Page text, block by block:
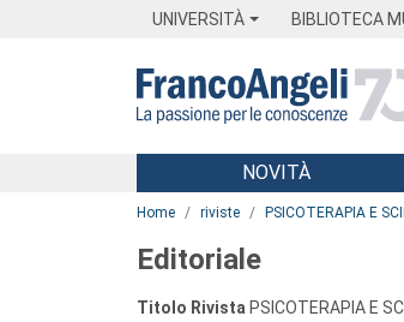
UNIVERSITÀ BIBLIOTECA
Menu
NOVITÀ
Home riviste PSICOTERAPIA E
Editoriale
Titolo Rivista PSICOTERAPIA E